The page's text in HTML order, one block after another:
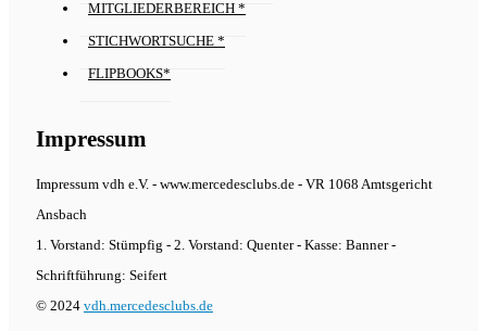
MITGLIEDERBEREICH *
STICHWORTSUCHE *
FLIPBOOKS*
Impressum
Impressum vdh e.V. - www.mercedesclubs.de - VR 1068 Amtsgericht
Ansbach
1. Vorstand: Stümpfig - 2. Vorstand: Quenter - Kasse: Banner -
Schriftführung: Seifert
© 2024 vdh.mercedesclubs.de